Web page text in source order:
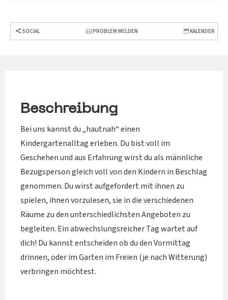
SOCIAL PROBLEM MELDEN KALENDER
Beschreibung
Bei uns kannst du „hautnah“ einen
Kindergartenalltag erleben. Du bist voll im
Geschehen und aus Erfahrung wirst du als männliche
Bezugsperson gleich voll von den Kindern in Beschlag
genommen. Du wirst aufgefordert mit ihnen zu
spielen, ihnen vorzulesen, sie in die verschiedenen
Räume zu den unterschiedlichsten Angeboten zu
begleiten. Ein abwechslungsreicher Tag wartet auf
dich! Du kannst entscheiden ob du den Vormittag
drinnen, oder im Garten im Freien (je nach Witterung)
verbringen möchtest.